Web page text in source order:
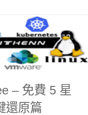
– 免費 5 星
還原篇